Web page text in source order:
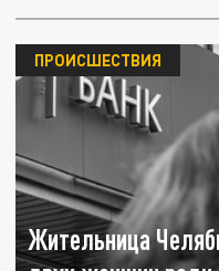
Жительница
ПРОИСШЕСТВИЯ